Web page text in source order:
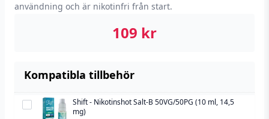
användning och är nikotinfri från start.
109 kr
Kompatibla tillbehör
Shift
Shift - Nikotinshot Salt-B 50VG/50PG (10 ml, 14,5
mg)